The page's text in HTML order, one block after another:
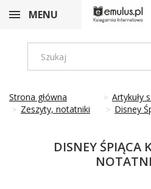
MENU
Strona główna
Artykuły
Zeszyty, notatniki
Disney
DISNEY ŚPIĄCA